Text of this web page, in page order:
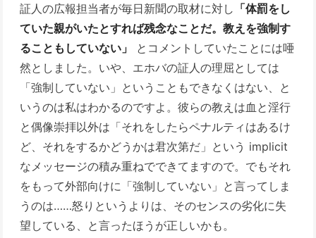
証人の広報担当者が毎日新聞の取材に対し 「体罰をし
ていた親がいたとすれば残念なことだ。教えを強制す
ることもしていない」
とコメントしていたことには唖
然としました。いや、エホバの証人の理屈としては
「強制していない」ということもできなくはない、と
いうのは私はわかるのですよ。彼らの教えは血と淫行
と偶像崇拝以外は「それをしたらペナルティはあるけ
ど、それをするかどうかは君次第だ」という implicit
なメッセージの積み重ねでできてますので。でもそれ
をもって外部向けに「強制していない」と言ってしま
うのは……怒りというよりは、そのセンスの劣化に失
望している、と言ったほうが正しいかも。